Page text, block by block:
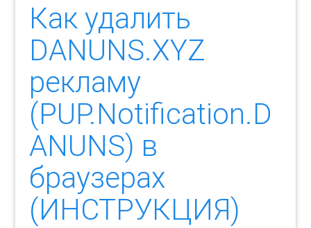
Как удалить
DANUNS.XYZ
рекламу
(PUP.Notification.D
ANUNS) в
браузерах
(ИНСТРУКЦИЯ)